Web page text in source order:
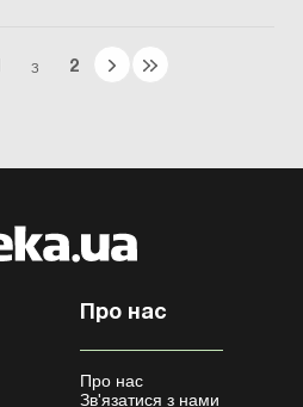
З 2
Про нас
Про нас
Зв'язатися з нами